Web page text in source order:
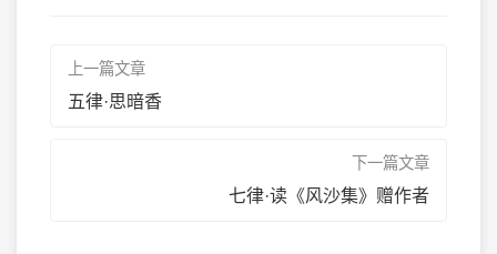
上一篇文章
五律·思暗香
下一篇文章
七律·读《风沙集》赠作者